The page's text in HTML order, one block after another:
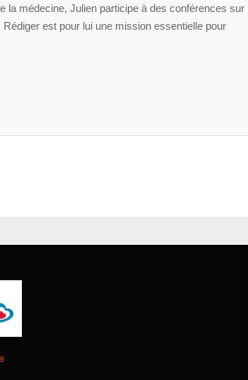
médecine, Julien participe à des conférences sur
est pour lui une mission essentielle pour